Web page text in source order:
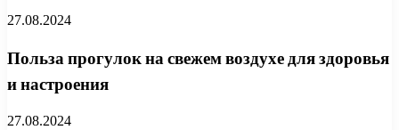
27.08.2024
Польза прогулок на свежем воздухе для здоровья
и настроения
27.08.2024